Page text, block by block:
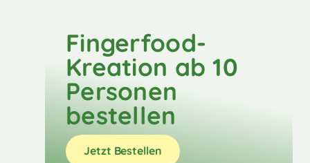
Fingerfood-
Kreation ab 10
Personen
bestellen
Jetzt Bestellen